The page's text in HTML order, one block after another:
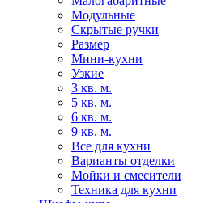
Модульные
Скрытые ручки
Размер
Мини-кухни
Узкие
3 кв. м.
5 кв. м.
6 кв. м.
9 кв. м.
Все для кухни
Варианты отделки
Мойки и смесители
Техника для кухни